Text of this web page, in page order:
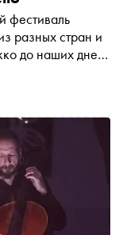
фестиваль
разных стран и
до наших дней.
была